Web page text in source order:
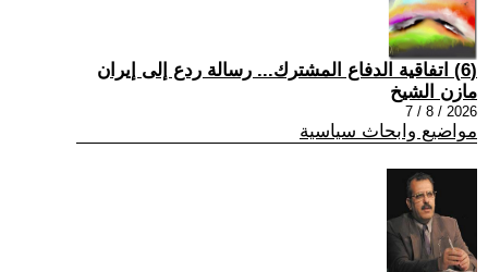
(6) اتفاقية الدفاع المشترك... رسالة ردع إلى إيران
مازن الشيخ
2026 / 8 / 7
مواضيع وابحاث سياسية